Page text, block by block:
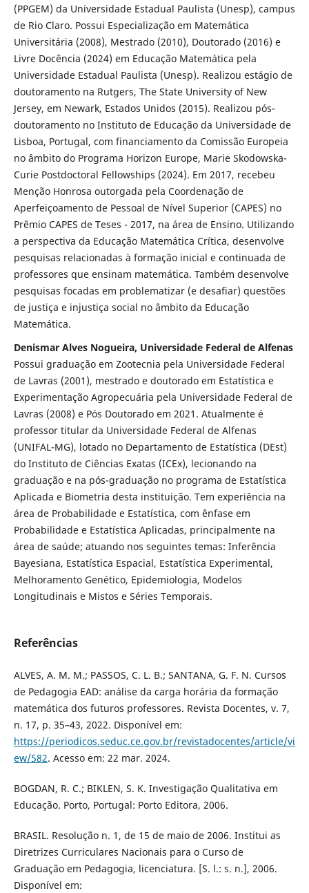
(PPGEM) da Universidade Estadual Paulista (Unesp), campus
de Rio Claro. Possui Especialização em Matemática
Universitária (2008), Mestrado (2010), Doutorado (2016) e
Livre Docência (2024) em Educação Matemática pela
Universidade Estadual Paulista (Unesp). Realizou estágio de
doutoramento na Rutgers, The State University of New
Jersey, em Newark, Estados Unidos (2015). Realizou pós-
doutoramento no Instituto de Educação da Universidade de
Lisboa, Portugal, com financiamento da Comissão Europeia
no âmbito do Programa Horizon Europe, Marie Skodowska-
Curie Postdoctoral Fellowships (2024). Em 2017, recebeu
Menção Honrosa outorgada pela Coordenação de
Aperfeiçoamento de Pessoal de Nível Superior (CAPES) no
Prêmio CAPES de Teses - 2017, na área de Ensino. Utilizando
a perspectiva da Educação Matemática Crítica, desenvolve
pesquisas relacionadas à formação inicial e continuada de
professores que ensinam matemática. Também desenvolve
pesquisas focadas em problematizar (e desafiar) questões
de justiça e injustiça social no âmbito da Educação
Matemática.
Denismar Alves Nogueira, Universidade Federal de Alfenas
Possui graduação em Zootecnia pela Universidade Federal
de Lavras (2001), mestrado e doutorado em Estatística e
Experimentação Agropecuária pela Universidade Federal de
Lavras (2008) e Pós Doutorado em 2021. Atualmente é
professor titular da Universidade Federal de Alfenas
(UNIFAL-MG), lotado no Departamento de Estatística (DEst)
do Instituto de Ciências Exatas (ICEx), lecionando na
graduação e na pós-graduação no programa de Estatística
Aplicada e Biometria desta instituição. Tem experiência na
área de Probabilidade e Estatística, com ênfase em
Probabilidade e Estatística Aplicadas, principalmente na
área de saúde; atuando nos seguintes temas: Inferência
Bayesiana, Estatística Espacial, Estatística Experimental,
Melhoramento Genético, Epidemiologia, Modelos
Longitudinais e Mistos e Séries Temporais.
Referências
ALVES, A. M. M.; PASSOS, C. L. B.; SANTANA, G. F. N. Cursos
de Pedagogia EAD: análise da carga horária da formação
matemática dos futuros professores. Revista Docentes, v. 7,
n. 17, p. 35–43, 2022. Disponível em:
https://periodicos.seduc.ce.gov.br/revistadocentes/article/vi
ew/582. Acesso em: 22 mar. 2024.
BOGDAN, R. C.; BIKLEN, S. K. Investigação Qualitativa em
Educação. Porto, Portugal: Porto Editora, 2006.
BRASIL. Resolução n. 1, de 15 de maio de 2006. Institui as
Diretrizes Curriculares Nacionais para o Curso de
Graduação em Pedagogia, licenciatura. [S. l.: s. n.], 2006.
Disponível em: